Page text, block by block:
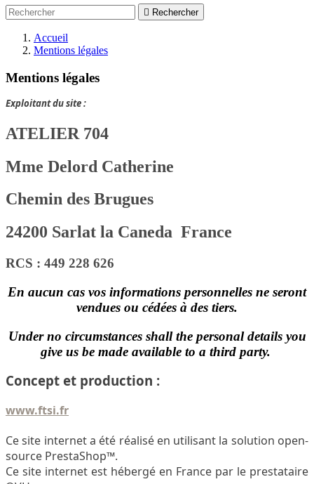
 Rechercher
Accueil
Mentions légales
Mentions légales
Exploitant du site :
ATELIER 704
Mme Delord Catherine
Chemin des Brugues
24200 Sarlat la Caneda France
RCS : 449 228 626
En aucun cas vos informations personnelles ne seront
vendues ou cédées à des tiers.
Under no circumstances shall the personal details you
give us be made available to a third party.
Concept et production :
www.ftsi.fr
Ce site internet a été réalisé en utilisant la solution open-
source PrestaShop™.
Ce site internet est hébergé en France par le prestataire